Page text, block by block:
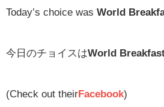
Today’s choice was World
今日のチョイスはWorld
(Check out theirFacebook)